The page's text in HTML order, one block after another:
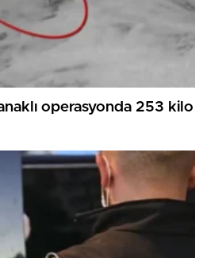
operasyonda 253 kilo